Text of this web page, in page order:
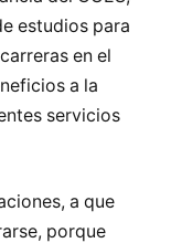
estudios para
en el
a la
servicios
a que
porque